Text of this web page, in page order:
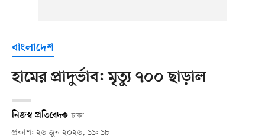
বাংলাদেশ
হামের প্রাদুর্ভাব: মৃত্যু ৭০০ ছাড়াল
নিজস্ব প্রতিবেদক ঢাকা
প্রকাশ: ২৬ জুন ২০২৬, ১১: ১৮